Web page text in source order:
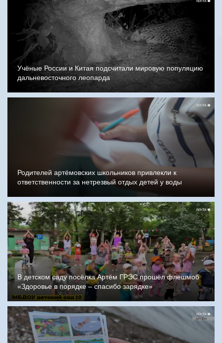
Учёные России и Китая подсчитали мировую популяцию
дальневосточного леопарда
Родителей артёмовских школьников привлекли к
ответственности за нетрезвый отдых детей у воды
В детском саду посёлка Артём ГРЭС прошёл флешмоб
«Здоровье в порядке – спасибо зарядке»